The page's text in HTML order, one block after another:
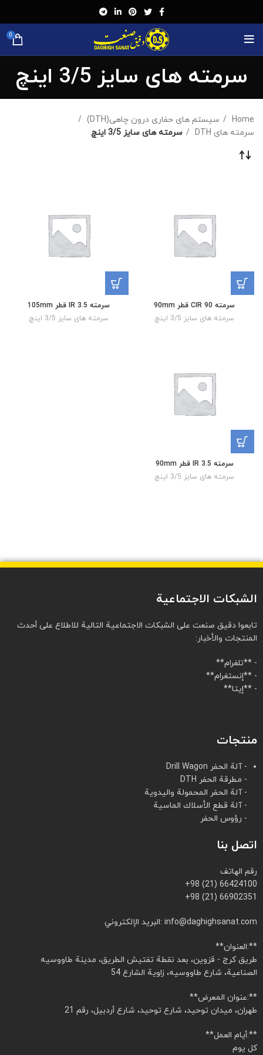
0
سرمته های سایز 3/5 اینچ
Home
سیستم های حفاری درون چاهی(DTH)
سرمته های DTH
سرمته های سایز 3/5 اینچ
سرمته CIR 90 قطر 90mm
سرمته های سایز 3/5 اینچ
سرمته IR 3.5 قطر 105mm
سرمته های سایز 3/5 اینچ
سرمته IR 3.5 قطر 90mm
سرمته های سایز 3/5 اینچ
الشبكات الاجتماعية
تابعوا دقيق صنعت على الشبكات الاجتماعية التالية للاطلاع على أحدث
المنتجات والأخبار:
- **تلغرام**
- **إنستغرام**
- **إيتا**
منتجات
- آلة الحفر Drill Wagon
- مطرقة الحفر DTH
- آلة الحفر المحمولة واليدوية
- آلة قطع الأسلاك الماسية
- رؤوس الحفر
اتصل بنا
رقم الهاتف
+98 (21) 66424100
+98 (21) 66902351
البريد الإلكتروني: info@daghighsanat.com
**العنوان:**
طريق كرج - قزوين، بعد نقطة تفتيش الطريق، مدينة طاووسيه
الصناعية، شارع طاووسيه، زاوية الشارع 54
**عنوان المعرض:**
طهران، ميدان توحيد، شارع توحيد، شارع أردبيل، رقم 21
**أيام العمل:**
كل يوم